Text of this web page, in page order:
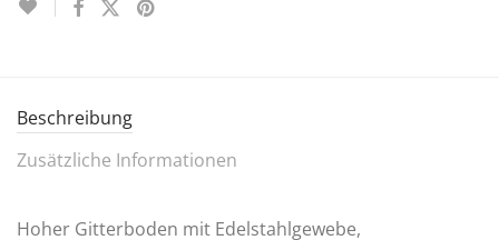
Beschreibung
Zusätzliche Informationen
Hoher Gitterboden mit Edelstahlgewebe,